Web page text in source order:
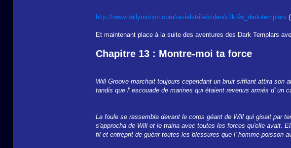
http://www.dailymotion.com/razielstrife/video/x1kt9s_dark-templars
Et maintenant place à la suite des aventures des Dark Templars
Chapitre 13 : Montre-moi ta force
Will Groove marchait toujours cependant un bruit sifflant attira son
tandis que l' escouade de marines qui étaient revenus armés d' un
La foule se rassembla devant le corps géant de Will qui gisait par
s'approcha de Will et le traina avec toutes les forces qu'elle avait.
fil et entreprit de guérir toutes les blessures que l' homme-poisson